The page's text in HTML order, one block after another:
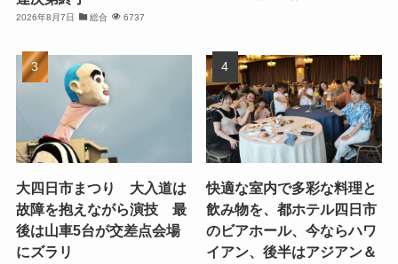
2026年8月7日 総合 6737
大四日市まつり 大入道は
故障を抱えながら演技 最
後は山車5台が交差点会場
にズラリ
快適な室内で多彩な料理と
飲み物を、都ホテル四日市
のビアホール、今ならハワ
イアン、後半はアジアン＆